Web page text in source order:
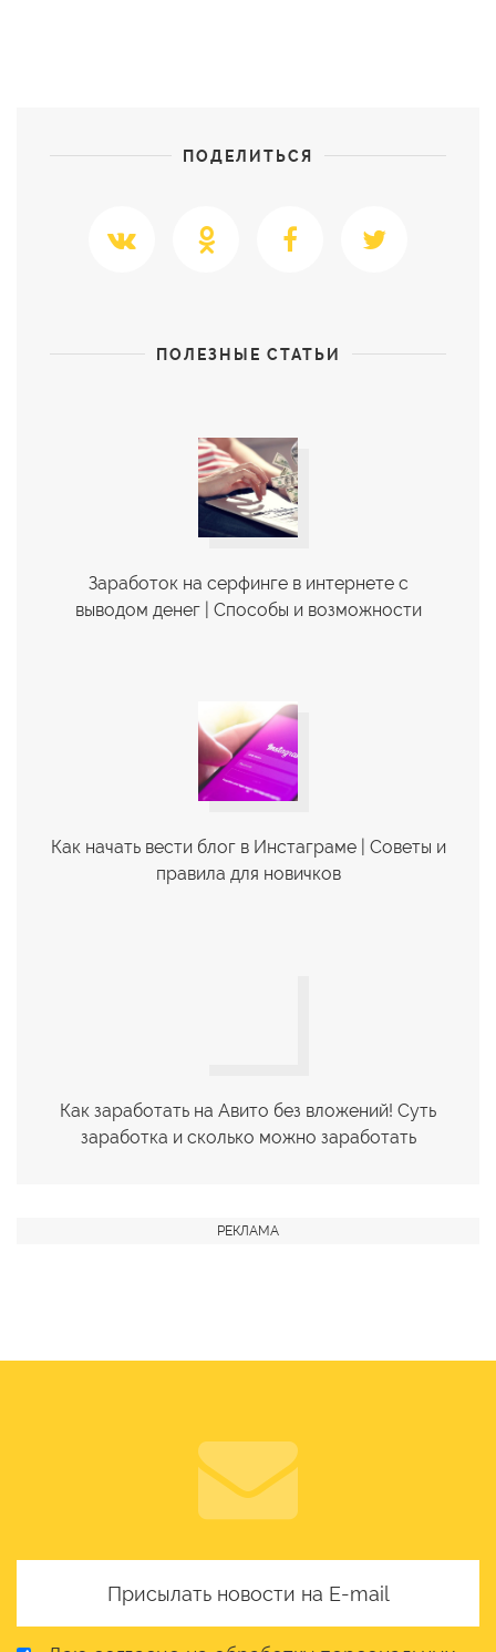
ПОДЕЛИТЬСЯ
ПОЛЕЗНЫЕ СТАТЬИ
Заработок на серфинге в интернете с
выводом денег | Cпособы и возможности
Как начать вести блог в Инстаграме | Советы и
правила для новичков
Как заработать на Авито без вложений! Суть
заработка и сколько можно заработать